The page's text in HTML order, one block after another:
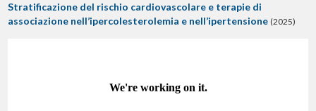
Stratificazione del rischio cardiovascolare e terapie di
associazione nell’ipercolesterolemia e nell’ipertensione (2025)